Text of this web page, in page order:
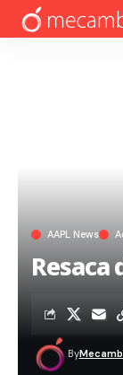
AAPL News
Resaca
By